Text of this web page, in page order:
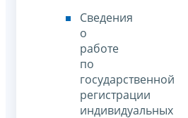
Сведения
о
работе
по
государственной
регистрации
индивидуальных